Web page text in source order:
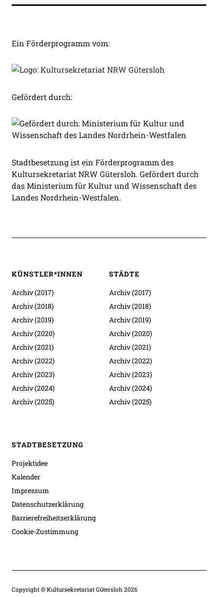
Ein Förderprogramm vom:
Gefördert durch:
Stadtbesetzung ist ein Förderprogramm des
Kultursekretariat NRW Gütersloh. Gefördert durch
das Ministerium für Kultur und Wissenschaft des
Landes Nordrhein-Westfalen.
KÜNSTLER*INNEN
Archiv (2017)
Archiv (2018)
Archiv (2019)
Archiv (2020)
Archiv (2021)
Archiv (2022)
Archiv (2023)
Archiv (2024)
Archiv (2025)
STÄDTE
Archiv (2017)
Archiv (2018)
Archiv (2019)
Archiv (2020)
Archiv (2021)
Archiv (2022)
Archiv (2023)
Archiv (2024)
Archiv (2025)
STADTBESETZUNG
Projektidee
Kalender
Impressum
Datenschutzerklärung
Barrierefreiheitserklärung
Cookie-Zustimmung
Copyright © Kultursekretariat Gütersloh 2026